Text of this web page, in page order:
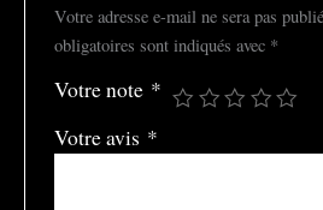
Votre adresse e-mail ne sera pas
obligatoires sont indiqués avec *
Votre note *
Votre avis *